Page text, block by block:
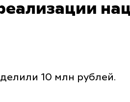
10 млн рублей.